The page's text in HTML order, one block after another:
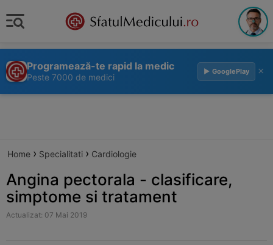
Programează-te rapid la medic
Peste 7000 de medici
▶ GooglePlay ×
Home › Specialitati › Cardiologie
Angina pectorala - clasificare,
simptome si tratament
Actualizat: 07 Mai 2019